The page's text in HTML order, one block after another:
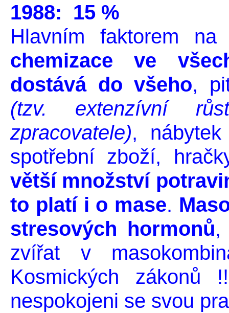
1988: 15 %
Hlavním faktorem
chemizace ve
dostává do všeho,
(tzv. extenzívní
zpracovatele), nábytek
spotřební zboží,
větší množství
to platí i o mase.
stresových hormonů,
zvířat v
Kosmických zákonů
nespokojeni se svou